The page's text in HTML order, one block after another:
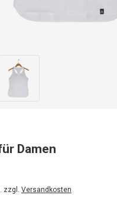
laden
Damen
zzgl. Versandkosten